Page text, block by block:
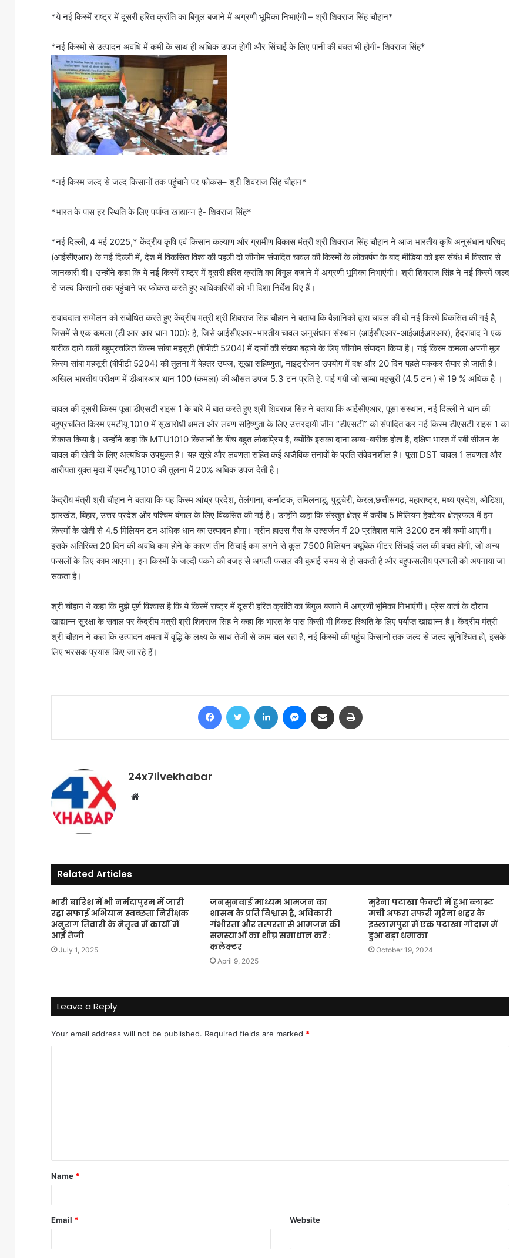
*ये नई किस्में राष्ट्र में दूसरी हरित क्रांति का बिगुल बजाने में अग्रणी भूमिका निभाएंगी – श्री शिवराज सिंह चौहान*
*नई किस्मों से उत्पादन अवधि में कमी के साथ ही अधिक उपज होगी और सिंचाई के लिए पानी की बचत भी होगी- शिवराज सिंह*
*नई किस्म जल्द से जल्द किसानों तक पहुंचाने पर फोकस– श्री शिवराज सिंह चौहान*
*भारत के पास हर स्थिति के लिए पर्याप्त खाद्यान्न है- शिवराज सिंह*
*नई दिल्ली, 4 मई 2025,* केंद्रीय कृषि एवं किसान कल्याण और ग्रामीण विकास मंत्री श्री शिवराज सिंह चौहान ने आज भारतीय कृषि अनुसंधान परिषद
(आईसीएआर) के नई दिल्ली में, देश में विकसित विश्व की पहली दो जीनोम संपादित चावल की किस्मों के लोकार्पण के बाद मीडिया को इस संबंध में विस्तार से
जानकारी दी। उन्होंने कहा कि ये नई किस्में राष्ट्र में दूसरी हरित क्रांति का बिगुल बजाने में अग्रणी भूमिका निभाएंगी। श्री शिवराज सिंह ने नई किस्में जल्द
से जल्द किसानों तक पहुंचाने पर फोकस करते हुए अधिकारियों को भी दिशा निर्देश दिए हैं।
संवाददाता सम्मेलन को संबोधित करते हुए केंद्रीय मंत्री श्री शिवराज सिंह चौहान ने बताया कि वैज्ञानिकों द्वारा चावल की दो नई किस्में विकसित की गई है,
जिसमें से एक कमला (डी आर आर धान 100): है, जिसे आईसीएआर-भारतीय चावल अनुसंधान संस्थान (आईसीएआर-आईआईआरआर), हैदराबाद ने एक
बारीक दाने वाली बहुप्रचलित किस्म सांबा महसूरी (बीपीटी 5204) में दानों की संख्या बढ़ाने के लिए जीनोम संपादन किया है। नई किस्म कमला अपनी मूल
किस्म सांबा महसूरी (बीपीटी 5204) की तुलना में बेहतर उपज, सूखा सहिष्णुता, नाइट्रोजन उपयोग में दक्ष और 20 दिन पहले पककर तैयार हो जाती है।
अखिल भारतीय परीक्षण में डीआरआर धान 100 (कमला) की औसत उपज 5.3 टन प्रति हे. पाई गयी जो साम्बा महसूरी (4.5 टन ) से 19 % अधिक है ।
चावल की दूसरी किस्म पूसा डीएसटी राइस 1 के बारे में बात करते हुए श्री शिवराज सिंह ने बताया कि आईसीएआर, पूसा संस्थान, नई दिल्ली ने धान की
बहुप्रचलित किस्म एमटीयू 1010 में सूखारोधी क्षमता और लवण सहिष्णुता के लिए उत्तरदायी जीन “डीएसटी” को संपादित कर नई किस्म डीएसटी राइस 1 का
विकास किया है। उन्होंने कहा कि MTU1010 किसानों के बीच बहुत लोकप्रिय है, क्योंकि इसका दाना लम्बा-बारीक होता है, दक्षिण भारत में रबी सीजन के
चावल की खेती के लिए अत्यधिक उपयुक्त है। यह सूखे और लवणता सहित कई अजैविक तनावों के प्रति संवेदनशील है। पूसा DST चावल 1 लवणता और
क्षारीयता युक्त मृदा में एमटीयू 1010 की तुलना में 20% अधिक उपज देती है।
केंद्रीय मंत्री श्री चौहान ने बताया कि यह किस्म आंध्र प्रदेश, तेलंगाना, कर्नाटक, तमिलनाडु, पुडुचेरी, केरल,छत्तीसगढ़, महाराष्ट्र, मध्य प्रदेश, ओडिशा,
झारखंड, बिहार, उत्तर प्रदेश और पश्चिम बंगाल के लिए विकसित की गई है। उन्होंने कहा कि संस्तुत क्षेत्र में करीब 5 मिलियन हेक्टेयर क्षेत्रफल में इन
किस्मों के खेती से 4.5 मिलियन टन अधिक धान का उत्पादन होगा। ग्रीन हाउस गैस के उत्सर्जन में 20 प्रतिशत यानि 3200 टन की कमी आएगी।
इसके अतिरिक्त 20 दिन की अवधि कम होने के कारण तीन सिंचाई कम लगने से कुल 7500 मिलियन क्यूबिक मीटर सिंचाई जल की बचत होगी, जो अन्य
फसलों के लिए काम आएगा। इन किस्मों के जल्दी पकने की वजह से अगली फसल की बुआई समय से हो सकती है और बहुफसलीय प्रणाली को अपनाया जा
सकता है।
श्री चौहान ने कहा कि मुझे पूर्ण विश्वास है कि ये किस्में राष्ट्र में दूसरी हरित क्रांति का बिगुल बजाने में अग्रणी भूमिका निभाएंगी। प्रेस वार्ता के दौरान
खाद्यान्न सुरक्षा के सवाल पर केंद्रीय मंत्री श्री शिवराज सिंह ने कहा कि भारत के पास किसी भी विकट स्थिति के लिए पर्याप्त खाद्यान्न है। केंद्रीय मंत्री
श्री चौहान ने कहा कि उत्पादन क्षमता में वृद्धि के लक्ष्य के साथ तेजी से काम चल रहा है, नई किस्मों की पहुंच किसानों तक जल्द से जल्द सुनिश्चित हो, इसके
लिए भरसक प्रयास किए जा रहे हैं।
FacebookTwitter LinkedIn Messenger
Share via Email
24x7livekhabar
Website
Related Articles
भारी बारिश में भी नर्मदापुरम में जारी
रहा सफाई अभियान स्वच्छता निरीक्षक
अनुराग तिवारी के नेतृत्व में कार्यों में
आई तेजी
July 1, 2025
जनसुनवाई माध्यम आमजन का
शासन के प्रति विश्वास है, अधिकारी
गंभीरता और तत्परता से आमजन की
समस्याओं का शीघ्र समाधान करें :
कलेक्टर
April 9, 2025
मुरैना पटाखा फैक्ट्री में हुआ ब्लास्ट
मची अफरा तफरी मुरैना शहर के
इस्लामपुरा में एक पटाखा गोदाम में
हुआ बड़ा धमाका
October 19, 2024
Leave a Reply
Your email address will not be published. Required fields are marked *
t
*
Name *
Email * Website